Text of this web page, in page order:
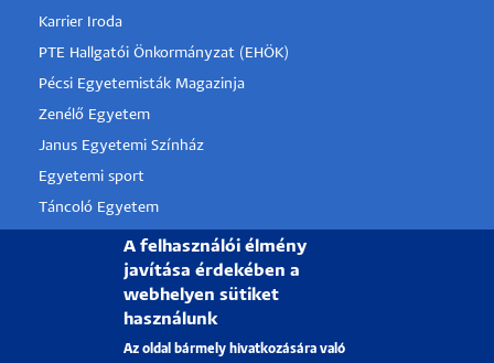
Karrier Iroda
PTE Hallgatói Önkormányzat (EHÖK)
Pécsi Egyetemisták Magazinja
Zenélő Egyetem
Janus Egyetemi Színház
Egyetemi sport
Táncoló Egyetem
A felhasználói élmény
javítása érdekében a
webhelyen sütiket
használunk
Az oldal bármely hivatkozására való